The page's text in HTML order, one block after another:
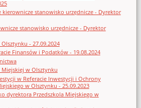
stanowisko urzędnicze - Dyrektor
stanowisko urzędnicze - Dyrektor
Olsztynku - 27.09.2024
Finansów i Podatków - 19.08.2024
w Olsztynku
w Referacie Inwestycji i Ochrony
w Olsztynku - 25.09.2023
dyrektora Przedszkola Miejskiego w